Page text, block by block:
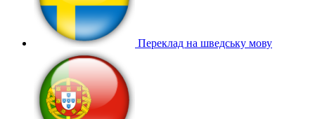
Переклад на шведську мову